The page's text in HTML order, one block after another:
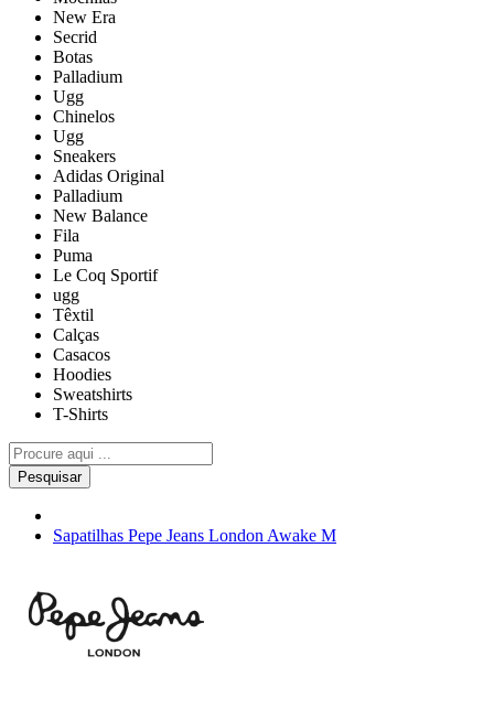
New Era
Secrid
Botas
Palladium
Ugg
Chinelos
Ugg
Sneakers
Adidas Original
Palladium
New Balance
Fila
Puma
Le Coq Sportif
ugg
Têxtil
Calças
Casacos
Hoodies
Sweatshirts
T-Shirts
Pesquisar
Sapatilhas Pepe Jeans London Awake M